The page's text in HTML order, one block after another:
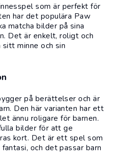
som är perfekt för
har det populära Paw
matcha bilder på sina
Det är enkelt, roligt och
minne och sin
på berättelser och är
Den här varianten har ett
ännu roligare för barnen.
bilder för att ge
kort. Det är ett spel som
och det passar barn